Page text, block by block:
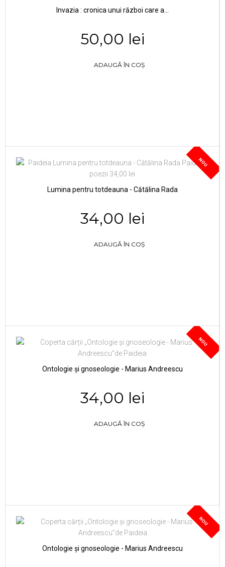
Invazia : cronica unui război care a...
50,00 lei
ADAUGĂ ÎN COȘ
NOU
Lumina pentru totdeauna - Cătălina Rada
34,00 lei
ADAUGĂ ÎN COȘ
NOU
Ontologie și gnoseologie - Marius Andreescu
34,00 lei
ADAUGĂ ÎN COȘ
NOU
Ontologie și gnoseologie - Marius Andreescu